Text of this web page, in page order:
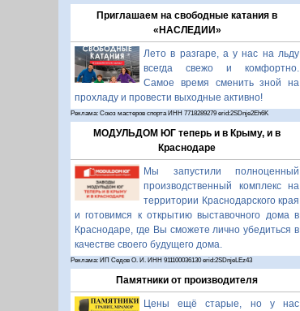
Приглашаем на свободные катания в
«НАСЛЕДИИ»
Лето в разгаре, а у нас на льду
всегда свежо и комфортно.
Самое время сменить зной на
прохладу и провести выходные активно!
Реклама: Союз мастеров спорта ИНН 7718289279 erid:2SDnje2Eh6K
МОДУЛЬДОМ ЮГ теперь и в Крыму, и в
Краснодаре
Мы запустили полноценный
производственный комплекс на
территории Краснодарского края
и готовимся к открытию выставочного дома в
Краснодаре, где Вы сможете лично убедиться в
качестве своего будущего дома.
Реклама: ИП Седов О. И. ИНН 911100036130 erid:2SDnjeLEz43
Памятники от производителя
Цены ещё старые, но у нас